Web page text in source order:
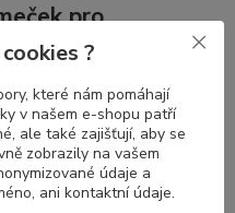
pro
součástí každého notebooku,
současných modelů
skrytéhomagnetu
pevné sevření displeje s
což přispívá k bezpečnosti a
?
které nám pomáhají
v našem e-shopu patří
ale také zajišťují, aby se
zobrazily na vašem
údaje a
ani kontaktní údaje.